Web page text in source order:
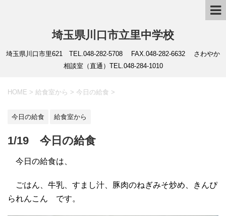
埼玉県川口市立里中学校
埼玉県川口市里621 TEL.048-282-5708 FAX.048-282-6632 さわやか
相談室（直通）TEL.048-284-1010
HOME > 給食室から > 今日の給食 >
今日の給食 給食室から
1/19 今日の給食
今日の給食は、
ごはん、牛乳、すまし汁、豚肉のねぎみそ炒め、きんぴ
られんこん です。